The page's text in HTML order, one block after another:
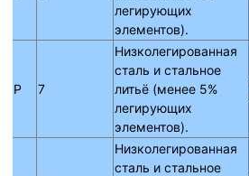
легирующих
элементов).
P 7
Низколегированная
сталь и стальное
литьё (менее 5%
легирующих
элементов).
Низколегированная
сталь и стальное